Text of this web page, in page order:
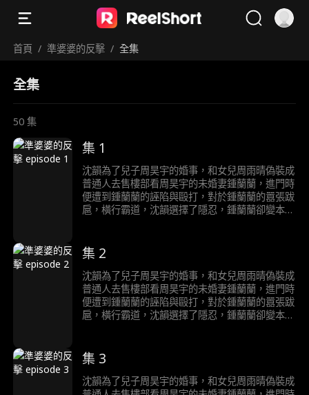
首頁 / 準婆婆的反擊 / 全集
全集
50 集
集 1
沈韻為了兒子周昊宇的婚事，和女兒周雨晴偽裝成
普通人去售樓部看周昊宇的未婚妻鍾蘭蘭，進門時
便遭到鍾蘭蘭的誣陷與毆打，對於鍾蘭蘭的囂張跋
扈，橫行霸道，沈韻選擇了隱忍，鍾蘭蘭卻變本加
集 2
沈韻為了兒子周昊宇的婚事，和女兒周雨晴偽裝成
普通人去售樓部看周昊宇的未婚妻鍾蘭蘭，進門時
便遭到鍾蘭蘭的誣陷與毆打，對於鍾蘭蘭的囂張跋
扈，橫行霸道，沈韻選擇了隱忍，鍾蘭蘭卻變本加
集 3
沈韻為了兒子周昊宇的婚事，和女兒周雨晴偽裝成